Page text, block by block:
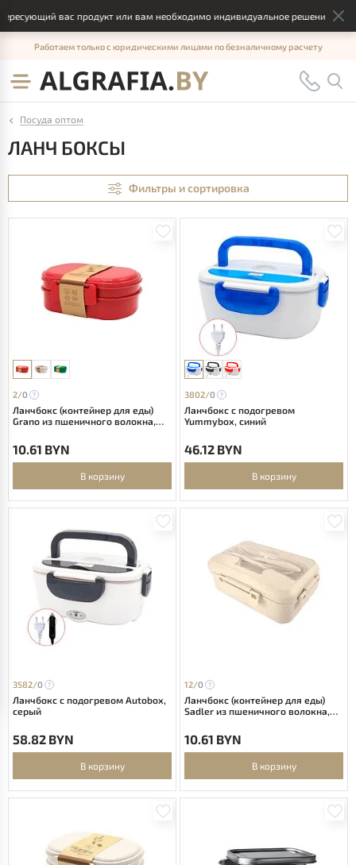
вас продукт или вам необходимо индивидуальное решение,
Работаем только с юридическими лицами по безналичному расчету
Посуда оптом
ЛАНЧ БОКСЫ
Фильтры и сортировка
2/0
Ланчбокс (контейнер для еды)
Grano из пшеничного волокна,
10.61 BYN
В корзину
3802/0
Ланчбокс с подогревом
Yummybox, синий
46.12 BYN
В корзину
3582/0
Ланчбокс с подогревом Autobox,
серый
58.82 BYN
В корзину
12/0
Ланчбокс (контейнер для еды)
Sadler из пшеничного волокна,
10.61 BYN
В корзину